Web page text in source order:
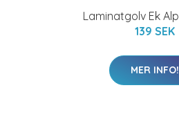
Laminatgolv Ek
139 SEK
MER INFO!